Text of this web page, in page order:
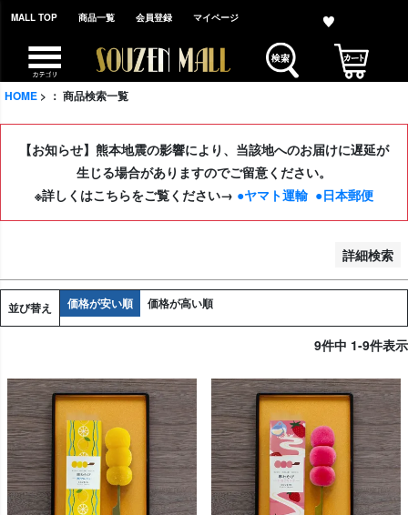
MALL TOP 商品一覧 会員登録 マイページ
HOME ： 商品検索一覧
【お知らせ】熊本地震の影響により、当該地へのお届けに遅延が
生じる場合がありますのでご留意ください。
※詳しくはこちらをご覧ください→ ●ヤマト運輸 ●日本郵便
詳細検索
新着順
登録順
価格が高い順
レビュー順
検索
並び替え 価格が安い順 価格が高い順
9件中 1-9件表示